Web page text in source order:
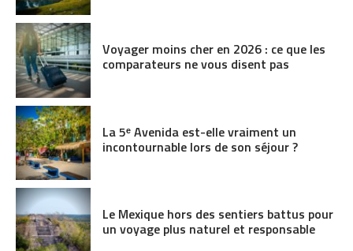
Voyager moins cher en 2026 : ce que les
comparateurs ne vous disent pas
La 5ᵉ Avenida est-elle vraiment un
incontournable lors de son séjour ?
Le Mexique hors des sentiers battus pour
un voyage plus naturel et responsable